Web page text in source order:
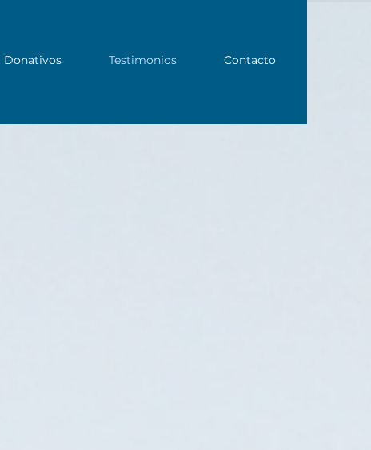
Donativos Testimonios Contacto